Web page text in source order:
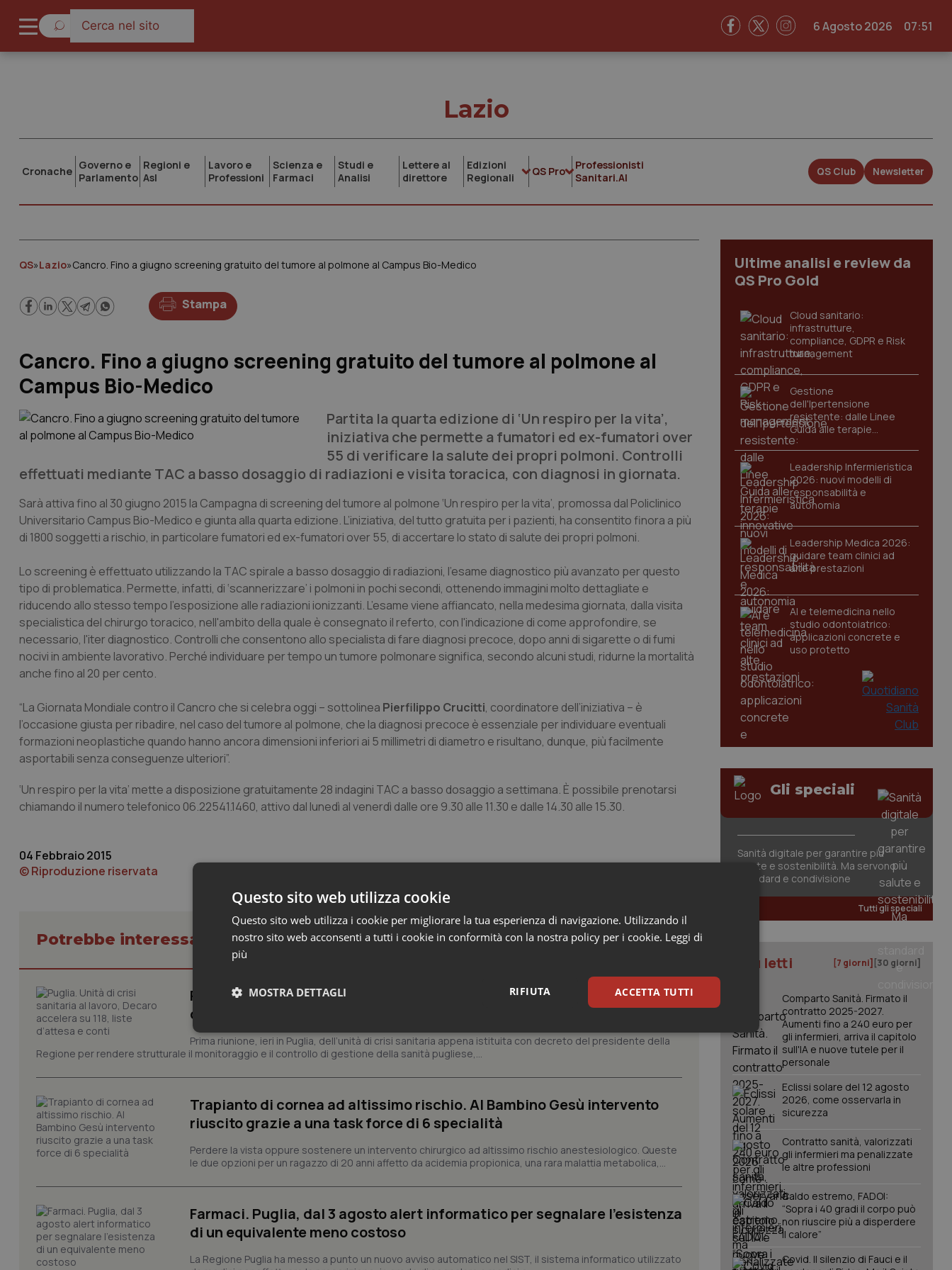
6 Agosto 2026 07:51
Lazio
Cronache Governo e
Parlamento
Regioni e
Asl
Lavoro e
Professioni
Scienza e
Farmaci
Studi e
Analisi
Lettere al
direttore
Edizioni
Regionali
QS Pro
Professionisti
Sanitari.AI
QS Club Newsletter
QS»Lazio»Cancro. Fino a giugno screening gratuito del tumore al polmone al Campus Bio-Medico
Stampa
Cancro. Fino a giugno screening gratuito del tumore al polmone al
Campus Bio-Medico
Partita la quarta edizione di ‘Un respiro per la vita’,
iniziativa che permette a fumatori ed ex-fumatori over
55 di verificare la salute dei propri polmoni. Controlli
effettuati mediante TAC a basso dosaggio di radiazioni e visita toracica, con diagnosi in giornata.
Sarà attiva fino al 30 giugno 2015 la Campagna di screening del tumore al polmone ‘Un respiro per la vita’, promossa dal Policlinico
Universitario Campus Bio-Medico e giunta alla quarta edizione. L’iniziativa, del tutto gratuita per i pazienti, ha consentito finora a più
di 1800 soggetti a rischio, in particolare fumatori ed ex-fumatori over 55, di accertare lo stato di salute dei propri polmoni.
Lo screening è effettuato utilizzando la TAC spirale a basso dosaggio di radiazioni, l’esame diagnostico più avanzato per questo
tipo di problematica. Permette, infatti, di ‘scannerizzare’ i polmoni in pochi secondi, ottenendo immagini molto dettagliate e
riducendo allo stesso tempo l’esposizione alle radiazioni ionizzanti. L’esame viene affiancato, nella medesima giornata, dalla visita
specialistica del chirurgo toracico, nell'ambito della quale è consegnato il referto, con l'indicazione di come approfondire, se
necessario, l'iter diagnostico. Controlli che consentono allo specialista di fare diagnosi precoce, dopo anni di sigarette o di fumi
nocivi in ambiente lavorativo. Perché individuare per tempo un tumore polmonare significa, secondo alcuni studi, ridurne la mortalità
anche fino al 20 per cento.
“La Giornata Mondiale contro il Cancro che si celebra oggi – sottolinea Pierfilippo Crucitti, coordinatore dell’iniziativa – è
l’occasione giusta per ribadire, nel caso del tumore al polmone, che la diagnosi precoce è essenziale per individuare eventuali
formazioni neoplastiche quando hanno ancora dimensioni inferiori ai 5 millimetri di diametro e risultano, dunque, più facilmente
asportabili senza conseguenze ulteriori”.
‘Un respiro per la vita’ mette a disposizione gratuitamente 28 indagini TAC a basso dosaggio a settimana. È possibile prenotarsi
chiamando il numero telefonico 06.22541.1460, attivo dal lunedì al venerdì dalle ore 9.30 alle 11.30 e dalle 14.30 alle 15.30.
04 Febbraio 2015
© Riproduzione riservata
Potrebbe interessarti in Lazio
Puglia. Unità di crisi sanitaria al lavoro, Decaro accelera su 118, liste
d’attesa e conti
Prima riunione, ieri in Puglia, dell’unità di crisi sanitaria appena istituita con decreto del presidente della
Regione per rendere strutturale il monitoraggio e il controllo di gestione della sanità pugliese,...
Trapianto di cornea ad altissimo rischio. Al Bambino Gesù intervento
riuscito grazie a una task force di 6 specialità
Perdere la vista oppure sostenere un intervento chirurgico ad altissimo rischio anestesiologico. Queste
le due opzioni per un ragazzo di 20 anni affetto da acidemia propionica, una rara malattia metabolica,...
Farmaci. Puglia, dal 3 agosto alert informatico per segnalare l’esistenza
di un equivalente meno costoso
La Regione Puglia ha messo a punto un nuovo avviso automatico nel SIST, il sistema informatico utilizzato
Ultime analisi e review da
QS Pro Gold
Cloud sanitario:
infrastrutture,
compliance, GDPR e Risk
management
Gestione
dell'Ipertensione
resistente: dalle Linee
Guida alle terapie
innovative
Leadership Infermieristica
2026: nuovi modelli di
responsabilità e
autonomia
Leadership Medica 2026:
guidare team clinici ad
alte prestazioni
AI e telemedicina nello
studio odontoiatrico:
applicazioni concrete e
uso protetto
Gli speciali
Sanità digitale per garantire più
salute e sostenibilità. Ma servono
standard e condivisione
Tutti gli speciali
I più letti [7 giorni] [30 giorni]
Comparto Sanità. Firmato il
contratto 2025-2027.
Aumenti fino a 240 euro per
gli infermieri, arriva il capitolo
sull'IA e nuove tutele per il
personale
Eclissi solare del 12 agosto
2026, come osservarla in
sicurezza
Contratto sanità, valorizzati
gli infermieri ma penalizzate
le altre professioni
Caldo estremo, FADOI:
“Sopra i 40 gradi il corpo può
non riuscire più a disperdere
il calore”
Covid. Il silenzio di Fauci e il
Questo sito web utilizza cookie
Questo sito web utilizza i cookie per migliorare la tua esperienza di navigazione. Utilizzando il
nostro sito web acconsenti a tutti i cookie in conformità con la nostra policy per i cookie. Leggi di
più
ACCETTA TUTTI
RIFIUTA
MOSTRA DETTAGLI
Necessari Statistici Marketing
I cookie necessari contribuiscono a rendere fruibile il sito web abilitandone funzionalità di base quali la navigazione sulle pagine
e l'accesso alle aree protette del sito. Il sito web non è in grado di funzionare correttamente senza questi cookie.
VISITOR_PRIVACY_METADATA
YouTube
5 mesi 4
Questo cookie viene utilizzato per memorizzare le
scelte di consenso e privacy dell'utente per la loro
impostazioni sulla privacy, garantendo che le loro
preferenze siano onorate nelle sessioni future.